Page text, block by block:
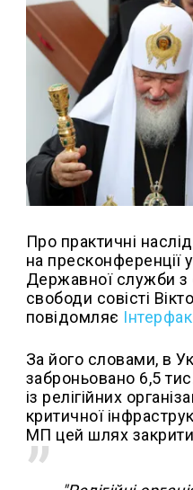
Про практичні
на пресконференції
Державної служби з
свободи совісті
повідомляє
За його словами, в
заброньовано 6,5
із релігійних
критичної
МП цей шлях